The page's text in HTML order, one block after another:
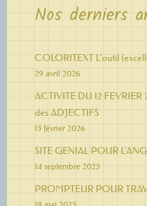
Nos derniers
COLORITEXT L’outil
29 avril 2026
ACTIVITE DU 12
des ADJECTIFS
13 février 2026
SITE GENIAL POUR
14 septembre 2025
PROMPTEUR POUR